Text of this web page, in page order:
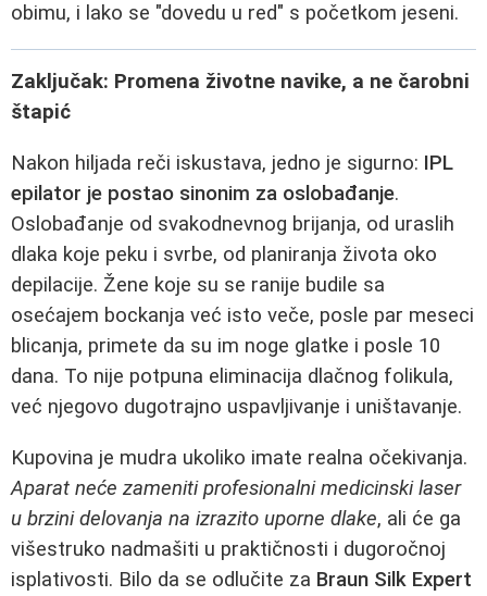
obimu, i lako se "dovedu u red" s početkom jeseni.
Zaključak: Promena životne navike, a ne čarobni
štapić
Nakon hiljada reči iskustava, jedno je sigurno: IPL
epilator je postao sinonim za oslobađanje.
Oslobađanje od svakodnevnog brijanja, od uraslih
dlaka koje peku i svrbe, od planiranja života oko
depilacije. Žene koje su se ranije budile sa
osećajem bockanja već isto veče, posle par meseci
blicanja, primete da su im noge glatke i posle 10
dana. To nije potpuna eliminacija dlačnog folikula,
već njegovo dugotrajno uspavljivanje i uništavanje.
Kupovina je mudra ukoliko imate realna očekivanja.
Aparat neće zameniti profesionalni medicinski laser
u brzini delovanja na izrazito uporne dlake, ali će ga
višestruko nadmašiti u praktičnosti i dugoročnoj
isplativosti. Bilo da se odlučite za Braun Silk Expert